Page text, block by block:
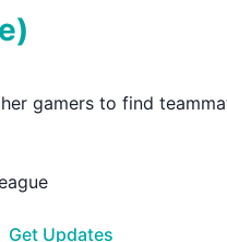
)
gamers to find
Get Updates